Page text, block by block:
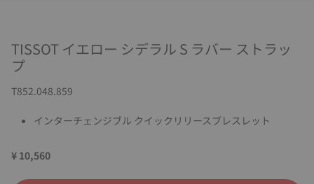
TISSOT イエロー シデラル S ラバー ストラッ
プ
T852.048.859
インターチェンジブル クイックリリースブレスレット
¥ 10,560